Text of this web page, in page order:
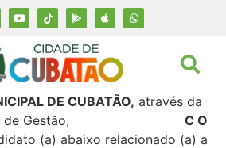
DE CUBATÃO, através da
de Gestão, C O
(a) abaixo relacionado (a) a